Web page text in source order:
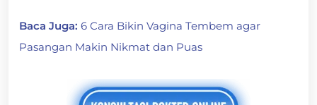
Baca Juga: 6 Cara Bikin Vagina Tembem agar
Pasangan Makin Nikmat dan Puas